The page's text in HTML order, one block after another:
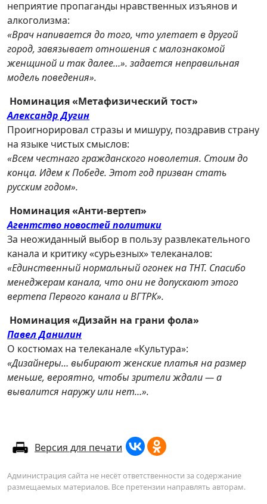
неприятие пропаганды нравственных изъянов и
алкоголизма:
«Врач напивается до того, что улетает в другой
город, завязывает отношения с малознакомой
женщиной и так далее…». задается неправильная
модель поведения».
Номинация «Метафизический тост»
Александр Дугин
Проигнорировал стразы и мишуру, поздравив страну
на языке чистых смыслов:
«Всем честнаго гражданского новолетия. Стоим до
конца. Идем к Победе. Этот год призван стать
русским годом».
Номинация «Анти-вертеп»
Агентство новостей политики
За неожиданный выбор в пользу развлекательного
канала и критику «сурьезных» телеканалов:
«Единственный нормальный огонек на ТНТ. Спасибо
менеджерам канала, что они не допускают этого
вертепа Первого канала и ВГТРК».
Номинация «Дизайн на грани фола»
Павел Данилин
О костюмах на телеканале «Культура»:
«Дизайнеры… выбирают женские платья на размер
меньше, вероятно, чтобы зрители ждали — а
вывалится наружу или нет…».
Версия для печати
Администрация сайта не несёт ответственности за содержание
размещаемых материалов. Все претензии направлять авторам.